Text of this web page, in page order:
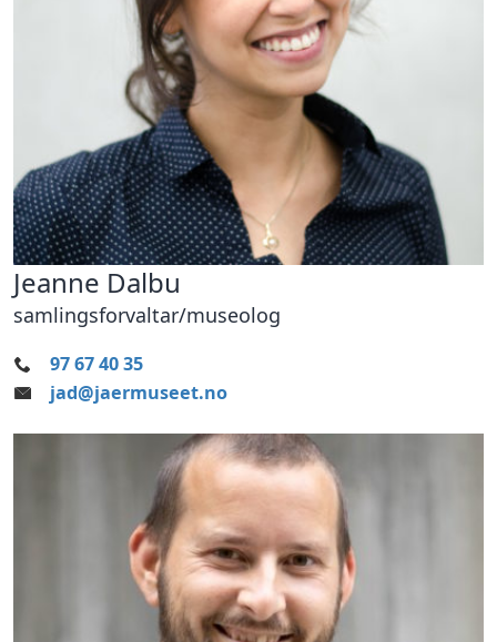
Jeanne Dalbu
samlingsforvaltar/museolog
97 67 40 35
jad@jaermuseet.no